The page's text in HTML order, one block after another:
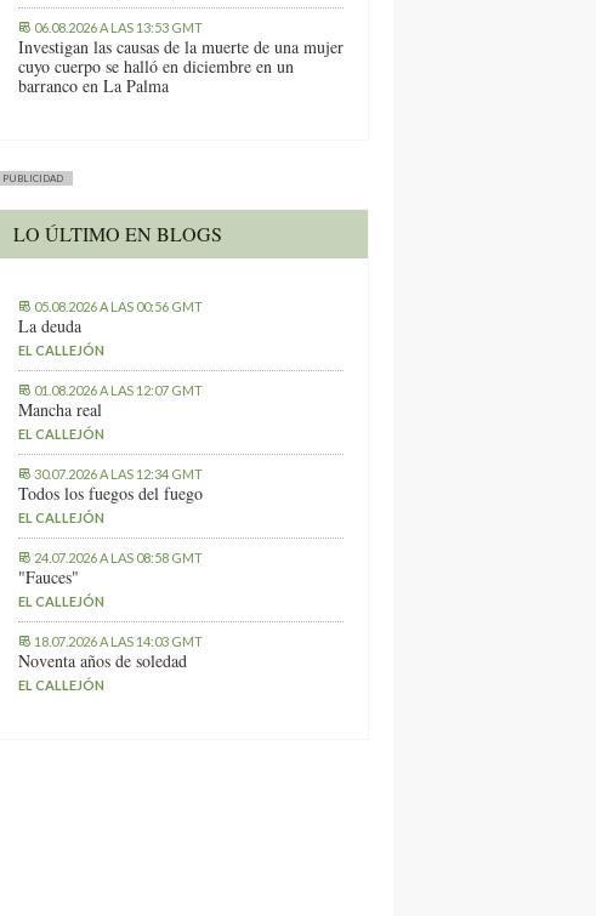
06.08.2026 A LAS 13:53 GMT
Investigan las causas de la muerte de una mujer
cuyo cuerpo se halló en diciembre en un
barranco en La Palma
PUBLICIDAD
LO ÚLTIMO EN BLOGS
05.08.2026 A LAS 00:56 GMT
La deuda
EL CALLEJÓN
01.08.2026 A LAS 12:07 GMT
Mancha real
EL CALLEJÓN
30.07.2026 A LAS 12:34 GMT
Todos los fuegos del fuego
EL CALLEJÓN
24.07.2026 A LAS 08:58 GMT
"Fauces"
EL CALLEJÓN
18.07.2026 A LAS 14:03 GMT
Noventa años de soledad
EL CALLEJÓN